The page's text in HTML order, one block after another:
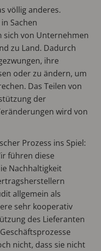
völlig anderes.
Sachen
sich von Unternehmen
zu Land. Dadurch
ihre
oder zu ändern, um
Das Teilen von
der
wird von
Prozess ins Spiel:
führen diese
Nachhaltigkeit
allgemein als
sehr kooperativ
des Lieferanten
nicht, dass sie nicht